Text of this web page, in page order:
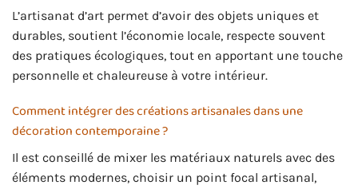
L’artisanat d’art permet d’avoir des objets uniques et
durables, soutient l’économie locale, respecte souvent
des pratiques écologiques, tout en apportant une touche
personnelle et chaleureuse à votre intérieur.
Comment intégrer des créations artisanales dans une
décoration contemporaine ?
Il est conseillé de mixer les matériaux naturels avec des
éléments modernes, choisir un point focal artisanal,